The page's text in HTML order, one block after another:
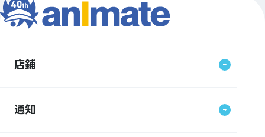
店鋪
通知